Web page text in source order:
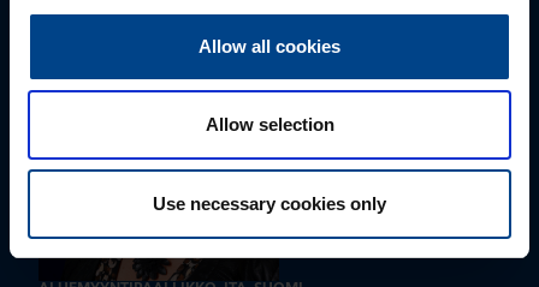
Allow all cookies
Allow selection
Use necessary cookies only